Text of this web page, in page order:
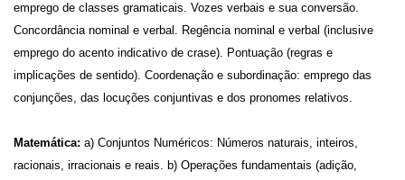
emprego de classes gramaticais. Vozes verbais e sua conversão.
Concordância nominal e verbal. Regência nominal e verbal (inclusive
emprego do acento indicativo de crase). Pontuação (regras e
implicações de sentido). Coordenação e subordinação: emprego das
conjunções, das locuções conjuntivas e dos pronomes relativos.
Matemática: a) Conjuntos Numéricos: Números naturais, inteiros,
racionais, irracionais e reais. b) Operações fundamentais (adição,